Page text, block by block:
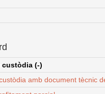
custòdia (-)
amb document tècnic